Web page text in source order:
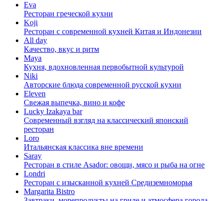
Eva
Ресторан греческой кухни
Koji
Ресторан с cовременной кухней Китая и Индонезии
All day
Качество, вкус и ритм
Maya
Кухня, вдохновленная первобытной культурой
Niki
Авторские блюда современной русской кухни
Eleven
Свежая выпечка, вино и кофе
Lucky Izakaya bar
Современный взгляд на классический японский
ресторан
Loro
Итальянская классика вне времени
Saray
Ресторан в стиле Asador: овощи, мясо и рыба на огне
Londri
Ресторан с изысканной кухней Средиземноморья
Margarita Bistro